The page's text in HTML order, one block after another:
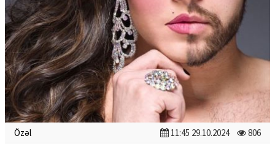
Özəl 11:45 29.10.2024 806